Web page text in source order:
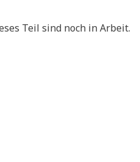
Teil sind noch in Arbeit.